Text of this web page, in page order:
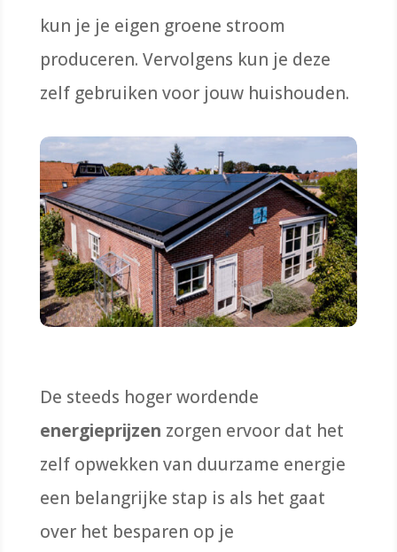
kun je je eigen groene stroom
produceren. Vervolgens kun je deze
zelf gebruiken voor jouw huishouden.
De steeds hoger wordende
energieprijzen zorgen ervoor dat het
zelf opwekken van duurzame energie
een belangrijke stap is als het gaat
over het besparen op je